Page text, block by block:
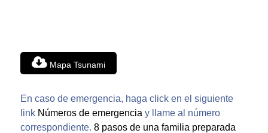
Mapa Tsunami
En caso de emergencia, haga click en el siguiente
link Números de emergencia y llame al número
correspondiente. 8 pasos de una familia preparada